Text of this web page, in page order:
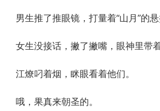
男生推了推眼镜，打量着“山月”的悬
女生没接话，撇了撇嘴，眼神里带着
江燎叼着烟，眯眼看着他们。
哦，果真来朝圣的。